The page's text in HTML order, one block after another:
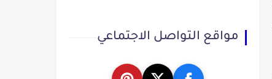
مواقع التواصل الاجتماعي